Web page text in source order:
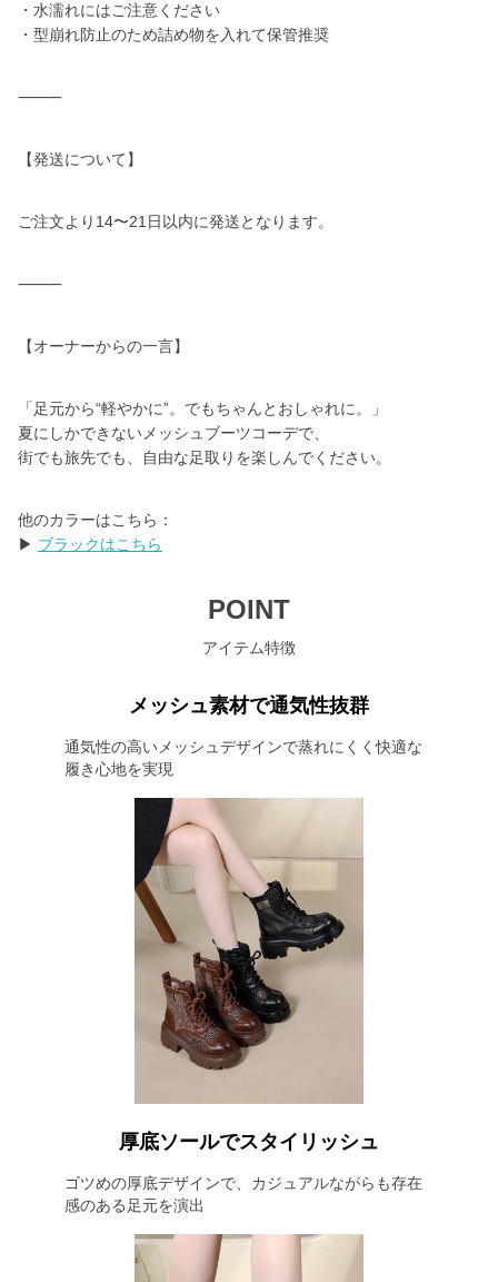
・水濡れにはご注意ください
・型崩れ防止のため詰め物を入れて保管推奨
⸻
【発送について】
ご注文より14〜21日以内に発送となります。
⸻
【オーナーからの一言】
「足元から“軽やかに”。でもちゃんとおしゃれに。」
夏にしかできないメッシュブーツコーデで、
街でも旅先でも、自由な足取りを楽しんでください。
他のカラーはこちら：
▶︎ ブラックはこちら
POINT
アイテム特徴
メッシュ素材で通気性抜群
通気性の高いメッシュデザインで蒸れにくく快適な
履き心地を実現
厚底ソールでスタイリッシュ
ゴツめの厚底デザインで、カジュアルながらも存在
感のある足元を演出